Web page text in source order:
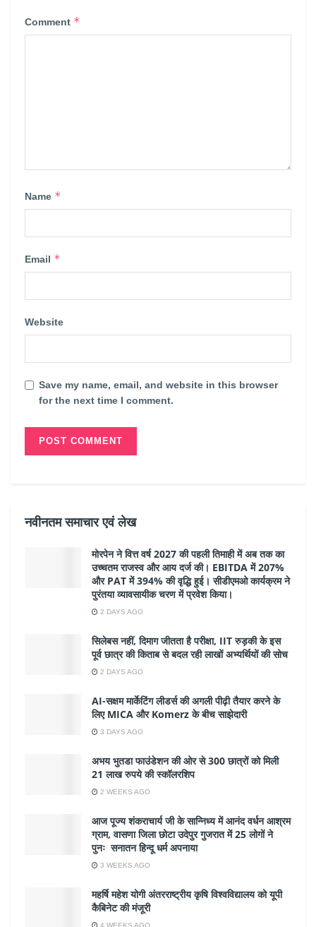
Comment *
Name *
Email *
Website
Save my name, email, and website in this browser
for the next time I comment.
नवीनतम समाचार एवं लेख
मोरपेन ने वित्त वर्ष 2027 की पहली तिमाही में अब तक का
उच्चतम राजस्व और आय दर्ज की। EBITDA में 207%
और PAT में 394% की वृद्धि हुई। सीडीएमओ कार्यक्रम ने
पुरंतया व्यावसायीक चरण में प्रवेश किया।
2 DAYS AGO
सिलेबस नहीं, दिमाग जीतता है परीक्षा, IIT रुड़की के इस
पूर्व छात्र की किताब से बदल रही लाखों अभ्यर्थियों की सोच
2 DAYS AGO
AI-सक्षम मार्केटिंग लीडर्स की अगली पीढ़ी तैयार करने के
लिए MICA और Komerz के बीच साझेदारी
3 DAYS AGO
अभय भुतडा फाउंडेशन की ओर से 300 छात्रों को मिली
21 लाख रुपये की स्कॉलरशिप
2 WEEKS AGO
आज पूज्य शंकराचार्य जी के सान्निध्य में आनंद वर्धन आश्रम
ग्राम, वासणा जिला छोटा उदेपुर गुजरात में 25 लोगों ने
पुनः सनातन हिन्दू धर्म अपनाया
3 WEEKS AGO
महर्षि महेश योगी अंतरराष्ट्रीय कृषि विश्वविद्यालय को यूपी
कैबिनेट की मंजूरी